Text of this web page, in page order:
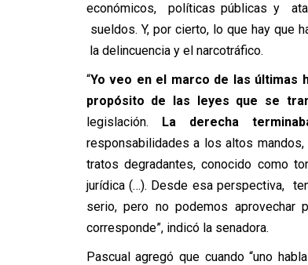
económicos, políticas públicas y
sueldos. Y, por cierto, lo que hay que
la delincuencia y el narcotráfico.
“Yo veo en el marco de las últimas
propósito de las leyes que se
legislación. La derecha
responsabilidades a los altos
tratos degradantes, conocido como
jurídica (…). Desde esa perspectiva,
serio, pero no podemos aprovechar
corresponde”, indicó la senadora.
Pascual agregó que cuando “uno